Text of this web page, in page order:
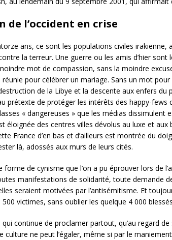
l’occident en crise
ans, ce sont les populations civiles
la terreur. Une guerre ou les amis d’hier sont
mot de compassion, sans la moindre
pour célébrer un mariage. Sans un mot
de la Libye et la descente aux enfers
prétexte de protéger les intérêts des happy-fews
« dangereuses » que les médias
des centres villes dévolus au luxe et aux
France d’en bas et d’ailleurs est montrée du
là, adossés aux murs de leurs cités.
de cynisme que l’on a pu éprouver lors de
manifestations de solidarité, toute demande
seraient motivées par l’antisémitisme. Et
victimes, sans oublier les quelque 4 000
continue de proclamer partout, qu’au regard
culture ne peut l’égaler, même si par le